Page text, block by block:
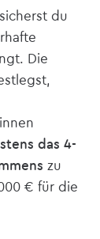
du
Die
das 4-
zu
€ für die